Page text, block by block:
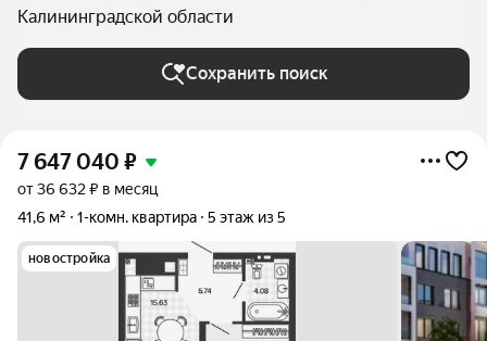
Калининградской области
Сохранить поиск
7 647 040 ₽
от 36 632 ₽ в месяц
41,6 м²
1-комн. квартира 5 этаж из 5
новостройка